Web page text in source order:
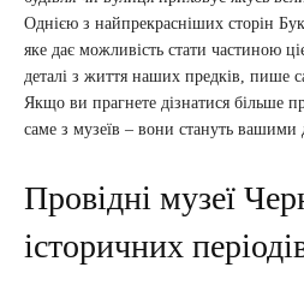
Однією з найпрекрасніших сторін
яке дає можливість стати частиною
деталі з життя наших предків, пише
Якщо ви прагнете дізнатися більше
саме з музеїв – вони стануть вашими
Провідні музеї
історичних